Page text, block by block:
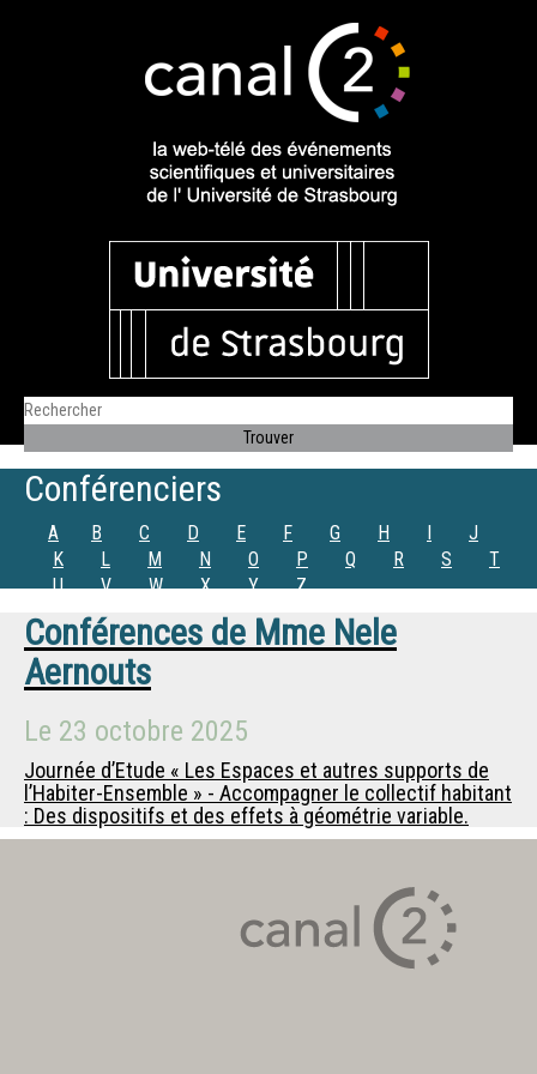
Conférenciers
A B C D E F G H I
J
K
L M N O P Q R S
T
U
V W X Y Z
Conférences de Mme Nele
Aernouts
Le 23 octobre 2025
Journée d’Etude « Les Espaces et autres supports de
l’Habiter-Ensemble » - Accompagner le collectif habitant
: Des dispositifs et des effets à géométrie variable.